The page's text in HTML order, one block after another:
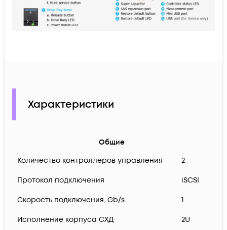
Характеристики
Общие
Количество контроллеров управления
2
Протокол подключения iSCSI
Скорость подключения, Gb/s 1
Исполнение корпуса СХД 2U